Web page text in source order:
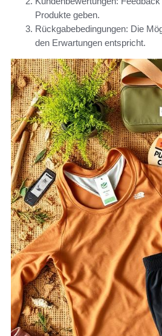
Produkte geben.
Rückgabebedingungen: Die
den Erwartungen entspricht.